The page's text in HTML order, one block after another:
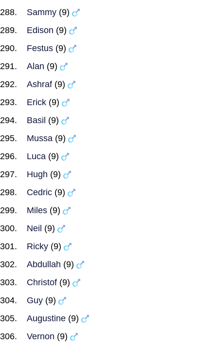
Sammy (9)
Edison (9)
Festus (9)
Alan (9)
Ashraf (9)
Erick (9)
Basil (9)
Mussa (9)
Luca (9)
Hugh (9)
Cedric (9)
Miles (9)
Neil (9)
Ricky (9)
Abdullah (9)
Christof (9)
Guy (9)
Augustine (9)
Vernon (9)